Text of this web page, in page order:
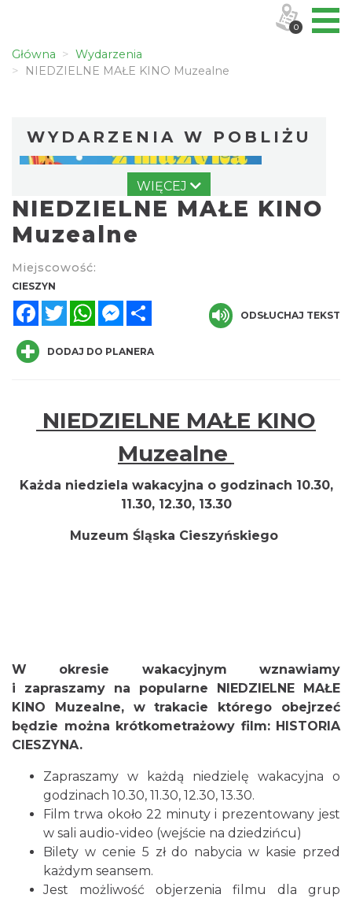
Główna
Wydarzenia
NIEDZIELNE MAŁE KINO Muzealne
WYDARZENIA W POBLIŻU
Cieszyn
Cieszyn
0.05 km
WIĘCEJ
NIEDZIELNE MAŁE KINO
Muzealne
Miejscowość:
CIESZYN
FacebookTwitterWhatsAppMessenger
ODSŁUCHAJ TEKST
DODAJ DO PLANERA
NIEDZIELNE MAŁE KINO
Muzealne
Każda niedziela wakacyjna o godzinach 10.30,
11.30, 12.30, 13.30
Muzeum Śląska Cieszyńskiego
W okresie wakacyjnym wznawiamy
i zapraszamy na popularne NIEDZIELNE MAŁE
KINO Muzealne, w trakacie którego obejrzeć
będzie można krótkometrażowy film: HISTORIA
CIESZYNA.
Zapraszamy w każdą niedzielę wakacyjna o
godzinach 10.30, 11.30, 12.30, 13.30.
Film trwa około 22 minuty i prezentowany jest
w sali audio-video (wejście na dziedzińcu)
Bilety w cenie 5 zł do nabycia w kasie przed
każdym seansem.
Jest możliwość objerzenia filmu dla grup
0